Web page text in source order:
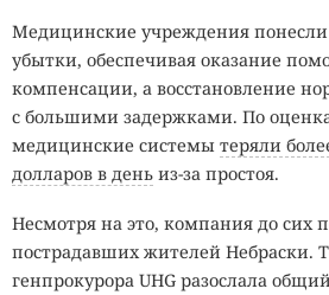
Медицинские учреждения
убытки, обеспечивая оказание
компенсации, а восстановление
с большими задержками. По
медицинские системы теряли
долларов в день из-за простоя.
Несмотря на это, компания до сих
пострадавших жителей Небраски.
генпрокурора UHG разослала